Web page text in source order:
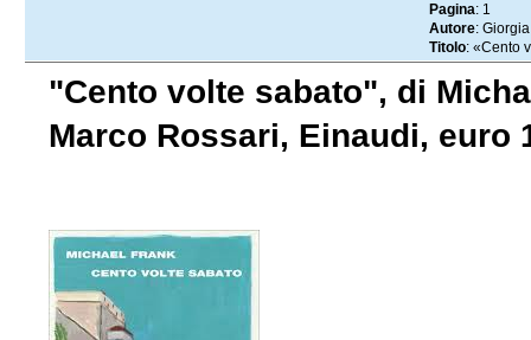
Pagina: 1
Autore:
Titolo: «Cento
"Cento volte sabato", di
Marco Rossari, Einaudi, euro